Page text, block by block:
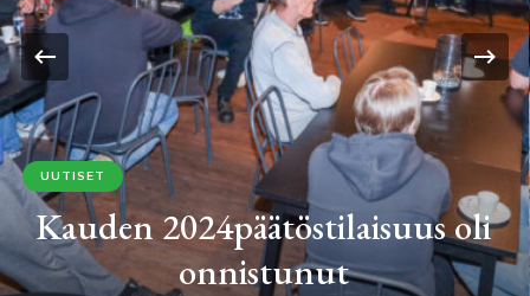
UUTISET
Kauden 2024päätöstilaisuus oli
onnistunut